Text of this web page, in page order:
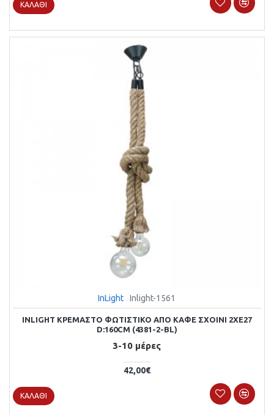
ΚΑΛΆΘΙ
InLight Inlight-1561
INLIGHT ΚΡΕΜΑΣΤΌ ΦΩΤΙΣΤΙΚΌ ΑΠΌ ΚΑΦΈ ΣΧΟΙΝΊ 2XE27
D:160CM (4381-2-BL)
3-10 μέρες
42,00€
ΚΑΛΆΘΙ